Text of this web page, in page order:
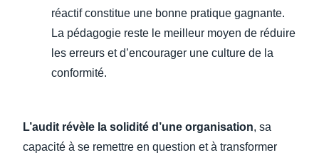
réactif constitue une bonne pratique gagnante.
La pédagogie reste le meilleur moyen de réduire
les erreurs et d’encourager une culture de la
conformité.
L’audit révèle la solidité d’une organisation, sa
capacité à se remettre en question et à transformer